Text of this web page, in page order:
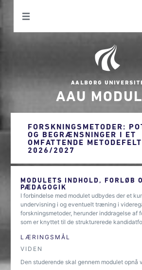
AAU
FORSKNINGSMETODER:
OG BEGRÆNSNINGER I ET
OMFATTENDE METODEFELT
2026/2027
MODULETS INDHOLD, FORLØB
PÆDAGOGIK
I forbindelse med modulet udbydes der et
undervisning i og eventuelt træning i
forskningsmetoder, herunder inddragelse af
som er knyttet til de strukturerede
LÆRINGSMÅL
VIDEN
Den studerende skal gennem modulet opnå